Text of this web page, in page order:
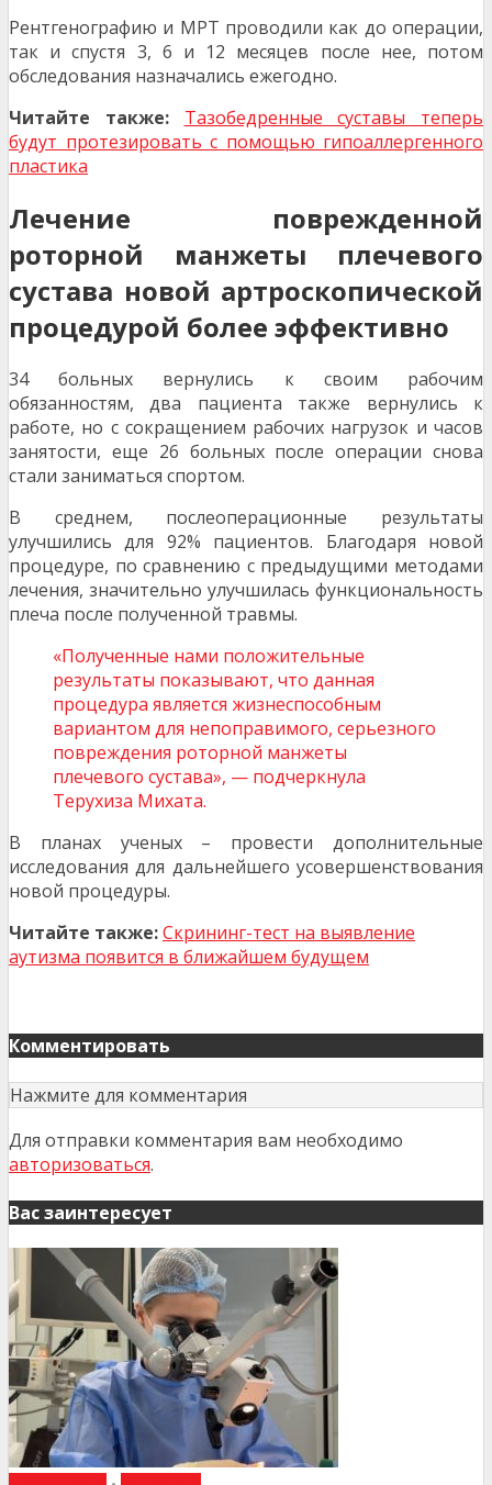
Рентгенографию и МРТ проводили как до операции,
так и спустя 3, 6 и 12 месяцев после нее, потом
обследования назначались ежегодно.
Читайте также:
Тазобедренные суставы теперь
будут протезировать с помощью гипоаллергенного
пластика
Лечение поврежденной
роторной манжеты плечевого
сустава новой артроскопической
процедурой более эффективно
34 больных вернулись к своим рабочим
обязанностям, два пациента также вернулись к
работе, но с сокращением рабочих нагрузок и часов
занятости, еще 26 больных после операции снова
стали заниматься спортом.
В среднем, послеоперационные результаты
улучшились для 92% пациентов. Благодаря новой
процедуре, по сравнению с предыдущими методами
лечения, значительно улучшилась функциональность
плеча после полученной травмы.
«Полученные нами положительные
результаты показывают, что данная
процедура является жизнеспособным
вариантом для непоправимого, серьезного
повреждения роторной манжеты
плечевого сустава», — подчеркнула
Терухиза Михата.
В планах ученых – провести дополнительные
исследования для дальнейшего усовершенствования
новой процедуры.
Читайте также:Скрининг-тест на выявление
аутизма появится в ближайшем будущем
Комментировать
Нажмите для комментария
Для отправки комментария вам необходимо
авторизоваться.
Вас заинтересует